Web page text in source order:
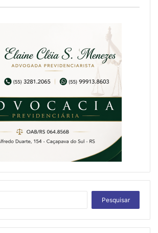
Pesquisar
por: